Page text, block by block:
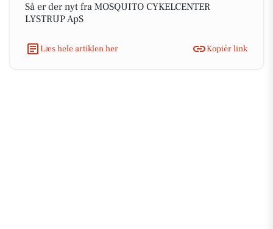
Så er der nyt fra MOSQUITO CYKELCENTER
LYSTRUP ApS
Læs hele artiklen her Kopiér link